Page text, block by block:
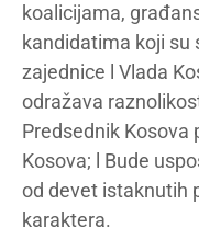
koalicijama,
kandidatima koji su
zajednice l Vlada
odražava
Predsednik Kosova
Kosova; l Bude
od devet istaknutih
karaktera.